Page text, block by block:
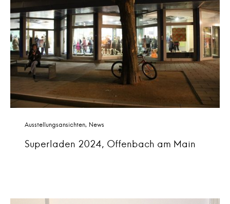
Ausstellungsansichten News
Superladen 2024, Offenbach am Main